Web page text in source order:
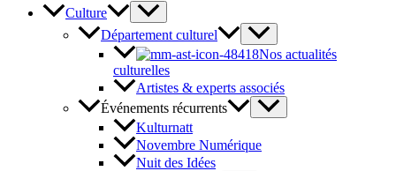
Culture
Département culturel
Nos actualités
culturelles
Artistes & experts associés
Événements récurrents
Kulturnatt
Novembre Numérique
Nuit des Idées